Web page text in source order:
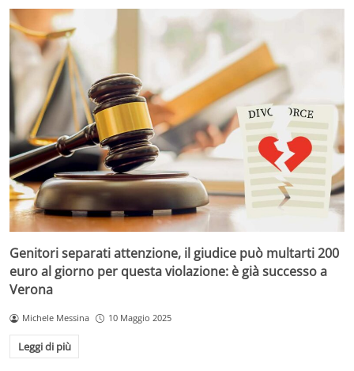
Genitori separati attenzione, il giudice può multarti 200
euro al giorno per questa violazione: è già successo a
Verona
Michele Messina 10 Maggio 2025
Leggi di più